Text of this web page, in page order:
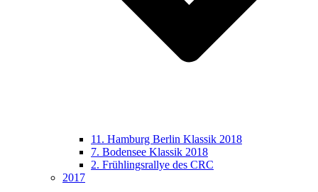
11. Hamburg Berlin Klassik 2018
7. Bodensee Klassik 2018
2. Frühlingsrallye des CRC
2017